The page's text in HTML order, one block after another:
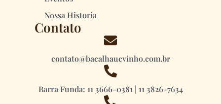
Nossa Historia
Contato
contato@bacalhauevinho.com.br
Barra Funda: 11 3666-0381 | 11 3826-7634